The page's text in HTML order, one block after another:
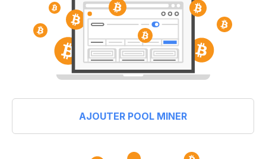
AJOUTER POOL MINER